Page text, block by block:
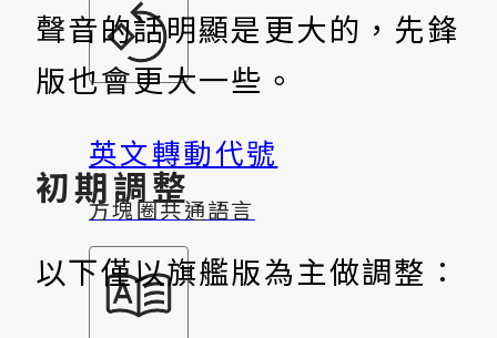
英文轉動代號
方塊圈共通語言
聲音的話明顯是更大的，先鋒
版也會更大一些。
初期調整
以下僅以旗艦版為主做調整：